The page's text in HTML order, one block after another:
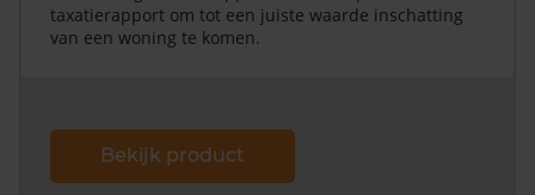
taxatierapport om tot een juiste waarde inschatting
van een woning te komen.
Bekijk product